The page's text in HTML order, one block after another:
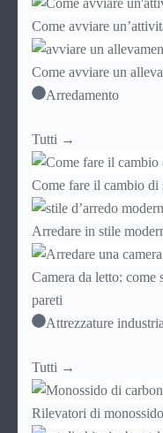
Come avviare
Come avviare un
Arredamento
Tutti →
Come fare il cambio di
Arredare in stile
Camera da letto: come
pareti
Attrezzature
Tutti →
Rilevatori di